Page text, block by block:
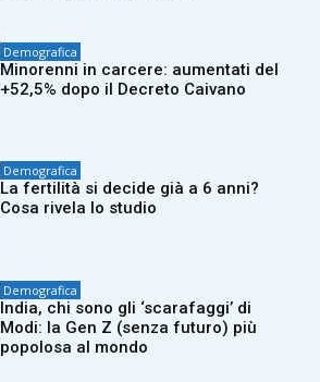
Demografica
Minorenni in carcere: aumentati del
+52,5% dopo il Decreto Caivano
Demografica
La fertilità si decide già a 6 anni?
Cosa rivela lo studio
Demografica
India, chi sono gli ‘scarafaggi’ di
Modi: la Gen Z (senza futuro) più
popolosa al mondo